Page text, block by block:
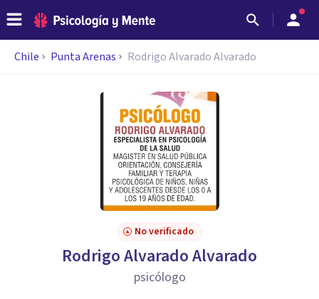
Chile Punta Arenas Rodrigo Alvarado Alvarado
No verificado
Rodrigo Alvarado Alvarado
psicólogo